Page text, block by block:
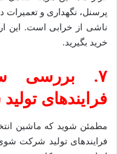
پرسنل، نگهداری و تعمیرات
ناشی از خرابی است. این
خرید بگیرید.
۷. بررسی
فرایندهای
مطمئن شوید که ماشین
فرایندهای تولید شرکت